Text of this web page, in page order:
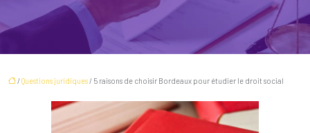
/Questions juridiques/ 5 raisons de choisir Bordeaux pour étudier le droit social